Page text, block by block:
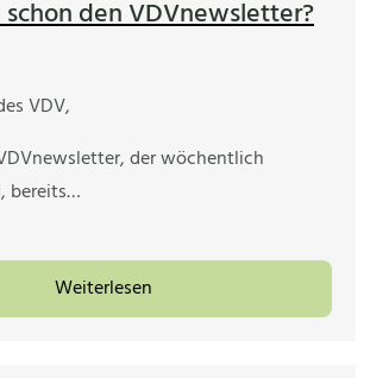
schon den VDVnewsletter?
VDV,
der wöchentlich
bereits…
Weiterlesen